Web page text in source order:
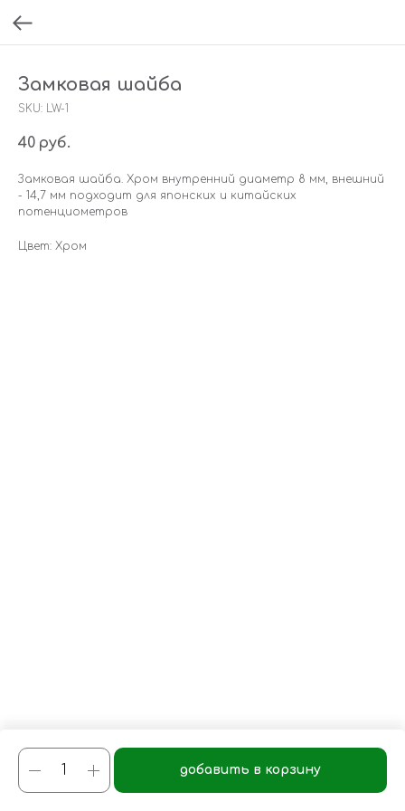
Замковая шайба
SKU: LW-1
40 руб.
добавить в корзину
Замковая шайба. Хром внутренний диаметр 8 мм, внешний
- 14,7 мм подходит для японских и китайских
потенциометров
Цвет: Хром